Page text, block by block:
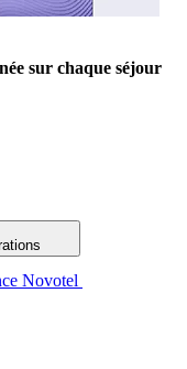
sur chaque séjour
Novotel